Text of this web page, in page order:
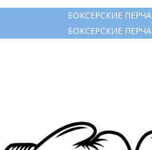
БОКСЕРСКИЕ
БОКСЕРСКИЕ